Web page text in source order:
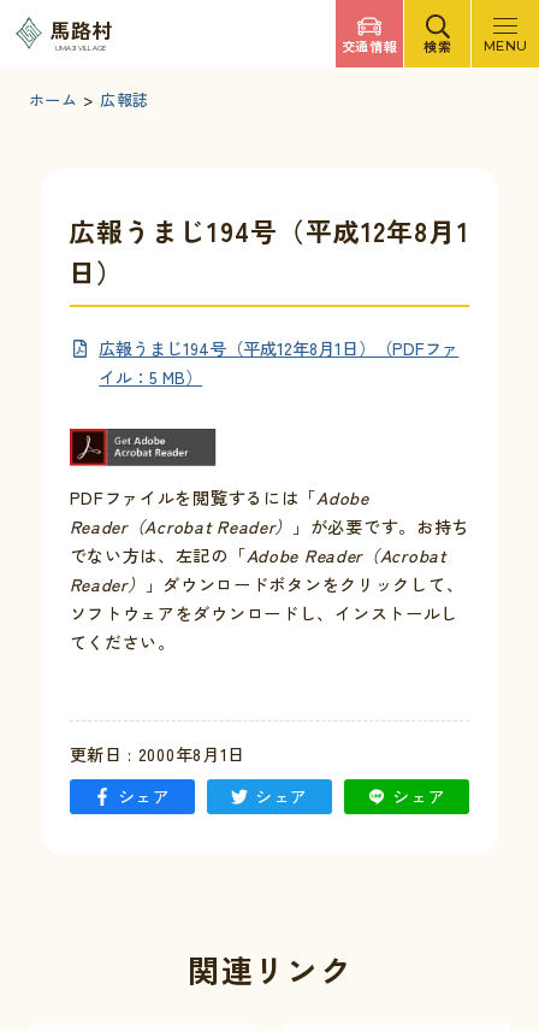
馬路村
UMAJI VILLAGE 交通情報 検索 MENU
ホーム > 広報誌
広報うまじ194号（平成12年8月1
日）
広報うまじ194号（平成12年8月1日）（PDFファ
イル：5 MB）
PDFファイルを閲覧するには「Adobe
Reader（Acrobat Reader） 」が必要です。お持ち
でない方は、左記の「Adobe Reader（Acrobat
Reader） 」ダウンロードボタンをクリックして、
ソフトウェアをダウンロードし、インストールし
てください。
更新日 : 2000年8月1日
シェア
シェア シェア
関連リンク
観光・イベント
移住・定住
ふるさと納税
お問い合わせ
例規集
文字サイズ